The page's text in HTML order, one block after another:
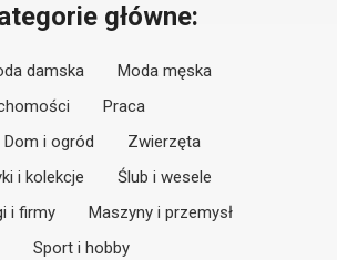
główne:
damska
Moda męska
Praca
Dom i ogród
Zwierzęta
i kolekcje
Ślub i wesele
i firmy
Maszyny i przemysł
Sport i hobby